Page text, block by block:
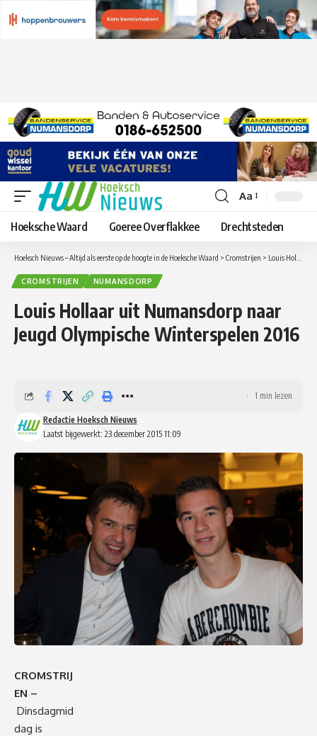
Lettergrootte
aanpassen
Aa
Hoeksche Waard Goeree Overflakkee Drechtsteden
Hoeksch Nieuws – Altijd als eerste op de hoogte in de Hoeksche Waard > Cromstrijen > Louis Hollaar uit Numansdorp naar Jeugd Olympische Winterspelen 2016
CROMSTRIJEN NUMANSDORP
Louis Hollaar uit Numansdorp naar
Jeugd Olympische Winterspelen 2016
Laatst bijgewerkt: 23 december 2015 11:09
Redactie Hoeksch Nieuws
1 min lezen
CROMSTRIJ
EN –
Dinsdagmid
dag is